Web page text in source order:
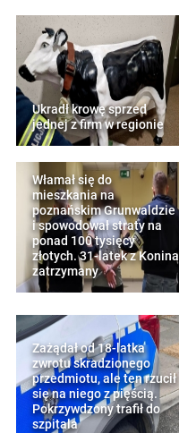
Ukradł krowę sprzed
jednej z firm w regionie
Włamał się do
mieszkania na
poznańskim Grunwaldzie
i spowodował straty na
ponad 100 tysięcy
złotych. 31-latek z Konina
zatrzymany
Zażądał od 18-latka
zwrotu skradzionego
przedmiotu, ale ten rzucił
się na niego z pięścią.
Pokrzywdzony trafił do
szpitala